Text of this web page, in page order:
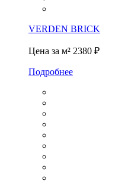
VERDEN BRICK
Цена за м² 2380 ₽
Подробнее